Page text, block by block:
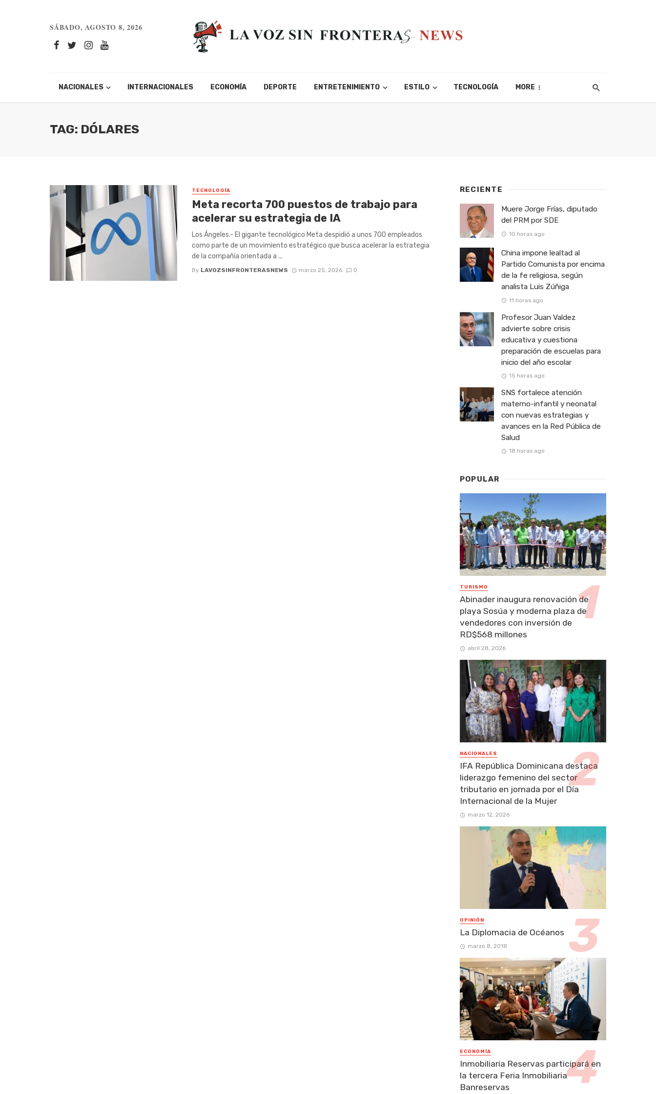
SÁBADO, AGOSTO 8, 2026
NACIONALES INTERNACIONALES ECONOMÍA DEPORTE ENTRETENIMIENTO ESTILO TECNOLOGÍA MORE
TAG: DÓLARES
TECNOLOGÍA
Meta recorta 700 puestos de trabajo para
acelerar su estrategia de IA
Los Ángeles.- El gigante tecnológico Meta despidió a unos 700 empleados
como parte de un movimiento estratégico que busca acelerar la estrategia
de la compañía orientada a ...
By LAVOZSINFRONTERASNEWS marzo 25, 2026 0
RECIENTE
Muere Jorge Frías, diputado
del PRM por SDE
10 horas ago
China impone lealtad al
Partido Comunista por encima
de la fe religiosa, según
analista Luis Zúñiga
11 horas ago
Profesor Juan Valdez
advierte sobre crisis
educativa y cuestiona
preparación de escuelas para
inicio del año escolar
15 horas ago
SNS fortalece atención
materno-infantil y neonatal
con nuevas estrategias y
avances en la Red Pública de
Salud
18 horas ago
POPULAR
TURISMO
Abinader inaugura renovación de
playa Sosúa y moderna plaza de
vendedores con inversión de
RD$568 millones
abril 28, 2026
NACIONALES
IFA República Dominicana destaca
liderazgo femenino del sector
tributario en jornada por el Día
Internacional de la Mujer
marzo 12, 2026
OPINIÓN
La Diplomacia de Océanos
marzo 8, 2018
ECONOMÍA
Inmobiliaria Reservas participará en
la tercera Feria Inmobiliaria
Banreservas